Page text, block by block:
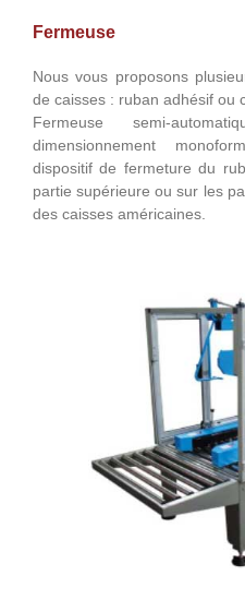
Fermeuse
Nous vous proposons
de caisses : ruban adhésif ou
Fermeuse semi-
dimensionnement
dispositif de fermeture du
partie supérieure ou sur les
des caisses américaines.